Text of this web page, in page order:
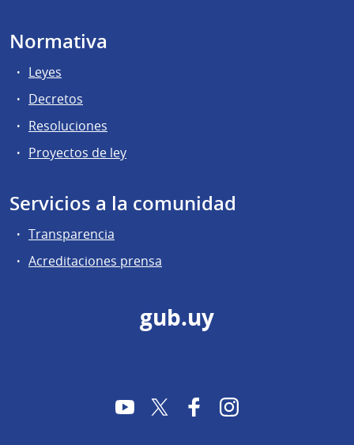
Normativa
Leyes
Decretos
Resoluciones
Proyectos de ley
Servicios a la comunidad
Transparencia
Acreditaciones prensa
gub.uy
YouTubeTwitter FacebookInstagram